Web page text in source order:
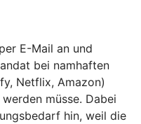
E-Mail an und
bei namhaften
Netflix, Amazon)
müsse. Dabei
hin, weil die